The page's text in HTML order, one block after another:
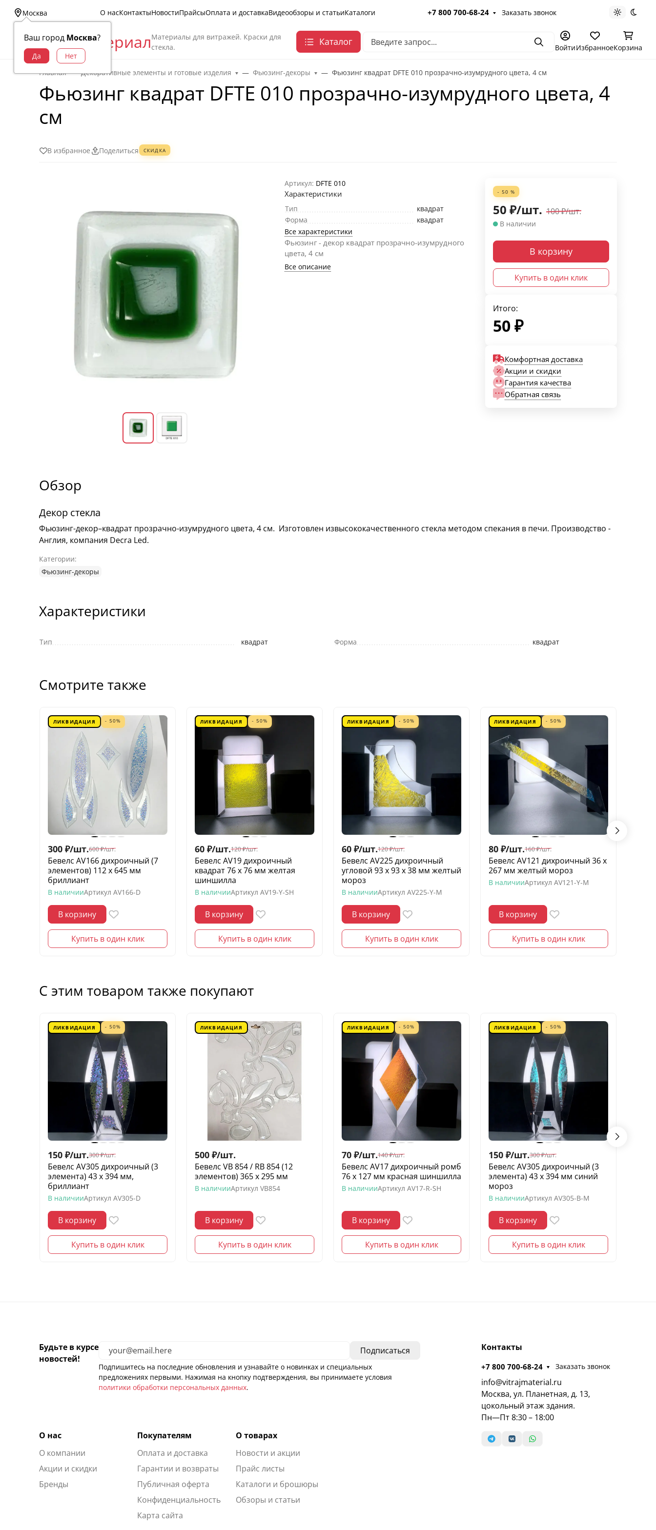
Москва
Ваш город Москва?
О насКонтактыНовостиПрайсыОплата и доставкаВидеообзоры и статьиКаталоги +7 800 700-68-24 Заказать звонок Светлая
Витраж МатериалМатериалы для витражей. Краски для
стекла.
Каталог ПоискВойтиИзбранноеКорзина
Главная Декоративные элементы и готовые изделия Фьюзинг-декоры Фьюзинг квадрат DFTE 010 прозрачно-изумрудного цвета, 4 см
Фьюзинг квадрат DFTE 010 прозрачно-изумрудного цвета, 4
см
В избранное Поделиться СКИДКА
Артикул: DFTE 010
Характеристики
Тип
квадрат
Форма
квадрат
Все характеристики
Фьюзинг - декор квадрат прозрачно-изумрудного
цвета, 4 см
Все описание
- 50 %
50 ₽/шт. 100₽/шт.
В наличии
В корзину
Купить в один клик
Итого:
50₽
Комфортная доставка
Акции и скидки
Гарантия качества
Обратная связь
Обзор
Декор стекла
Фьюзинг-декор–квадрат прозрачно-изумрудного цвета, 4 см. Изготовлен извысококачественного стекла методом спекания в печи. Производство -
Англия, компания Decra Led.
Категории:
Фьюзинг-декоры
Характеристики
Тип квадрат Форма квадрат
Смотрите также
ЛИКВИДАЦИЯ - 50%
300 ₽/шт.600 ₽/шт.
Бевелс AV166 дихроичный (7
элементов) 112 х 645 мм
бриллиант
В наличииАртикул AV166-D
В корзину
Купить в один клик
ЛИКВИДАЦИЯ - 50%
60 ₽/шт.120 ₽/шт.
Бевелс AV19 дихроичный
квадрат 76 х 76 мм желтая
шиншилла
В наличииАртикул AV19-Y-SH
В корзину
Купить в один клик
ЛИКВИДАЦИЯ - 50%
60 ₽/шт.120 ₽/шт.
Бевелс AV225 дихроичный
угловой 93 х 93 х 38 мм желтый
мороз
В наличииАртикул AV225-Y-M
В корзину
Купить в один клик
ЛИКВИДАЦИЯ - 50%
80 ₽/шт.160 ₽/шт.
Бевелс AV121 дихроичный 36 х
267 мм желтый мороз
В наличииАртикул AV121-Y-M
В корзину
Купить в один клик
С этим товаром также покупают
ЛИКВИДАЦИЯ - 50%
150 ₽/шт.300 ₽/шт.
Бевелс AV305 дихроичный (3
элемента) 43 х 394 мм,
бриллиант
В наличииАртикул AV305-D
В корзину
Купить в один клик
ЛИКВИДАЦИЯ
500 ₽/шт.
Бевелс VB 854 / RB 854 (12
элементов) 365 х 295 мм
В наличииАртикул VB854
В корзину
Купить в один клик
ЛИКВИДАЦИЯ - 50%
70 ₽/шт.140 ₽/шт.
Бевелс AV17 дихроичный ромб
76 х 127 мм красная шиншилла
В наличииАртикул AV17-R-SH
В корзину
Купить в один клик
ЛИКВИДАЦИЯ - 50%
150 ₽/шт.300 ₽/шт.
Бевелс AV305 дихроичный (3
элемента) 43 х 394 мм синий
мороз
В наличииАртикул AV305-B-M
В корзину
Купить в один клик
Будьте в курсе
новостей!
Подпишитесь на последние обновления и узнавайте о новинках и специальных
предложениях первыми. Нажимая на кнопку подтверждения, вы принимаете условия
политики обработки персональных данных.
О нас
О компании
Акции и скидки
Бренды
Покупателям
Оплата и доставка
Гарантии и возвраты
Публичная оферта
Конфиденциальность
Карта сайта
О товарах
Новости и акции
Прайс листы
Каталоги и брошюры
Обзоры и статьи
Контакты
+7 800 700-68-24 Заказать звонок
info@vitrajmaterial.ru
Москва, ул. Планетная, д. 13,
цокольный этаж здания.
Пн—Пт 8:30 – 18:00